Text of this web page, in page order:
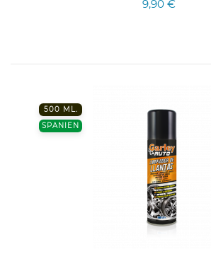
9,90 €
500 ML.
SPANIEN